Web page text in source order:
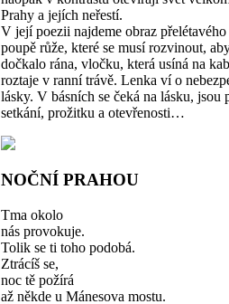
Prahy a jejích neřestí.
V její poezii najdeme obraz
poupě růže, které se musí rozvinout,
dočkalo rána, vločku, která usíná na
roztaje v ranní trávě. Lenka ví o
lásky. V básních se čeká na lásku, jsou
setkání, prožitku a otevřenosti…
NOČNÍ PRAHOU
Tma okolo
nás provokuje.
Tolik se ti toho podobá.
Ztrácíš se,
noc tě požírá
až někde u Mánesova mostu.